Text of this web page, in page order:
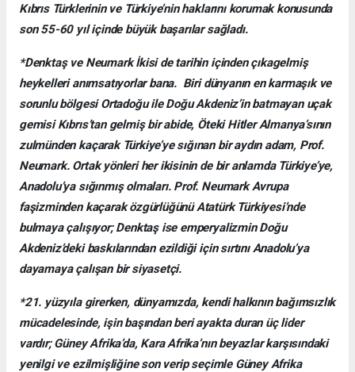
Kıbrıs Türklerinin ve Türkiye’nin haklarını korumak konusunda
son 55-60 yıl içinde büyük başarılar sağladı.
*Denktaş ve Neumark İkisi de tarihin içinden çıkagelmiş
heykelleri anımsatıyorlar bana. Biri dünyanın en karmaşık ve
sorunlu bölgesi Ortadoğu ile Doğu Akdeniz’in batmayan uçak
gemisi Kıbrıs’tan gelmiş bir abide, Öteki Hitler Almanya’sının
zulmünden kaçarak Türkiye’ye sığınan bir aydın adam, Prof.
Neumark. Ortak yönleri her ikisinin de bir anlamda Türkiye’ye,
Anadolu’ya sığınmış olmaları. Prof. Neumark Avrupa
faşizminden kaçarak özgürlüğünü Atatürk Türkiyesi’nde
bulmaya çalışıyor; Denktaş ise emperyalizmin Doğu
Akdeniz’deki baskılarından ezildiği için sırtını Anadolu’ya
dayamaya çalışan bir siyasetçi.
*21. yüzyıla girerken, dünyamızda, kendi halkının bağımsızlık
mücadelesinde, işin başından beri ayakta duran üç lider
vardır; Güney Afrika’da, Kara Afrika’nın beyazlar karşısındaki
yenilgi ve ezilmişliğine son verip seçimle Güney Afrika